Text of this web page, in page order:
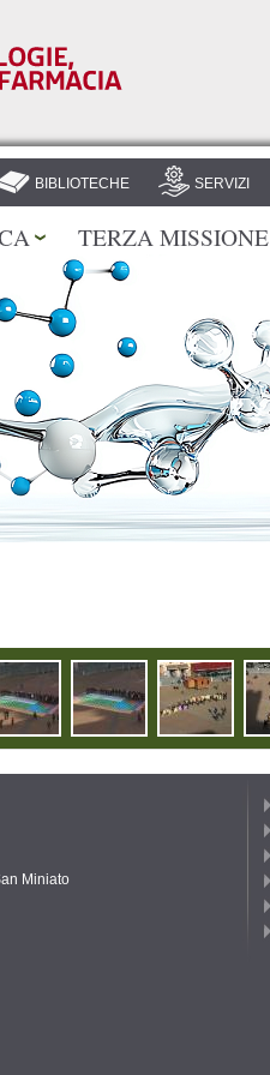
BIBLIOTECHE SERVIZI
TERZA MISSIONE
Miniato